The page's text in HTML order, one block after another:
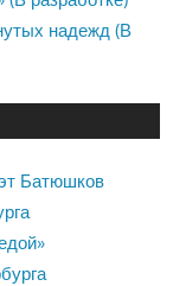
надежд (В
Батюшков